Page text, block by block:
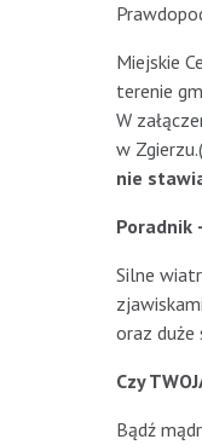
Miejskie
terenie
W
w Zgierzu.(
nie
Poradnik
Silne
oraz
Czy
Bądź